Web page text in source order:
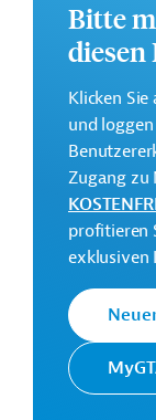
Weitere
finden Sie auf
GTAI
und praktische
Gesamtkosten:
2,7 Millionen
Geberbeitrag:
2,7 Millionen
Bitte
Klicken
und
Zugang zu
profitieren
exklusiven